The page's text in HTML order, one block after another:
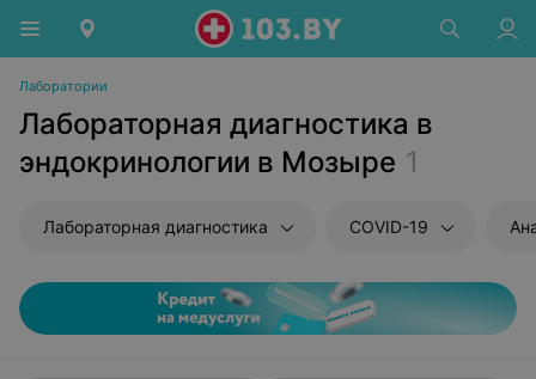
Лаборатории
Лабораторная диагностика в
эндокринологии в Мозыре 1
Лабораторная диагностика COVID-19